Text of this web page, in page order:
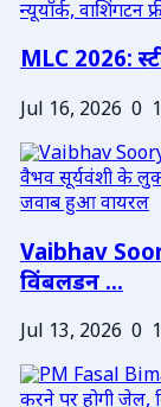
MLC 2026:
Jul 16, 2026 0
Vaibhav
विंबलडन ...
Jul 13, 2026 0